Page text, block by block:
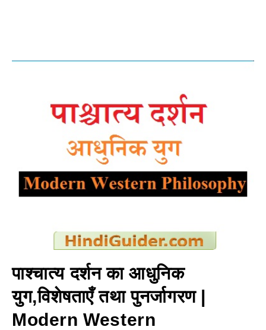
पाश्चात्य दर्शन का आधुनिक
युग,विशेषताएँ तथा पुनर्जागरण |
Modern Western